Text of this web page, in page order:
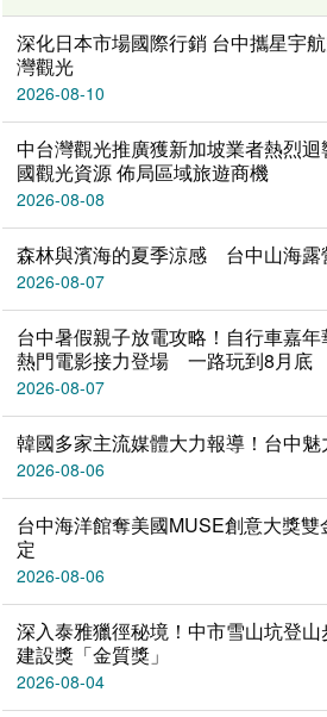
深化日本市場國際行銷 台中攜星宇
灣觀光
2026-08-10
中台灣觀光推廣獲新加坡業者熱烈
國觀光資源 佈局區域旅遊商機
2026-08-08
森林與濱海的夏季涼感 台中山海露
2026-08-07
台中暑假親子放電攻略！自行車嘉年
熱門電影接力登場 一路玩到8月底
2026-08-07
韓國多家主流媒體大力報導！台中
2026-08-06
台中海洋館奪美國MUSE創意大獎
定
2026-08-06
深入泰雅獵徑秘境！中市雪山坑登
建設獎「金質獎」
2026-08-04